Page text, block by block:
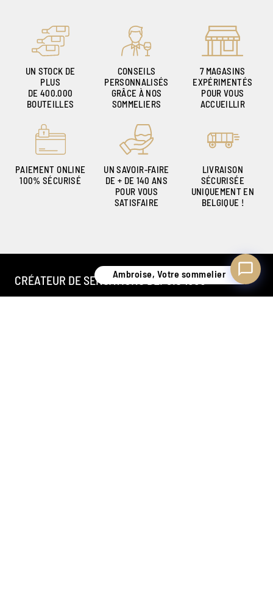
UN STOCK DE
PLUS
DE 400.000
BOUTEILLES
CONSEILS
PERSONNALISÉS
GRÂCE À NOS
SOMMELIERS
7 MAGASINS
EXPÉRIMENTÉS
POUR VOUS
ACCUEILLIR
PAIEMENT ONLINE
100% SÉCURISÉ
UN SAVOIR-FAIRE
DE + DE 140 ANS
POUR VOUS
SATISFAIRE
LIVRAISON
SÉCURISÉE
UNIQUEMENT EN
BELGIQUE !
CRÉATEUR DE SENSATIONS DEPUIS 1886
Ambroise, Votre sommelier
Ambroise, Votre sommelier
Disponible pour vous conseiller